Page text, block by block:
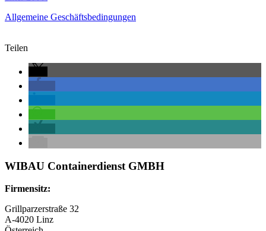
Allgemeine Geschäftsbedingungen
Teilen
WIBAU Containerdienst GMBH
Firmensitz:
Grillparzerstraße 32
A-4020 Linz